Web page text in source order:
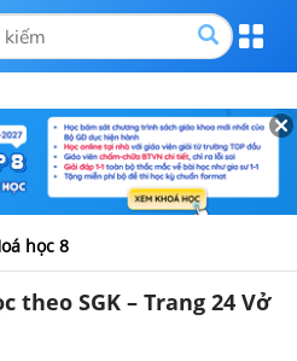
học 8
theo SGK – Trang 24 Vở